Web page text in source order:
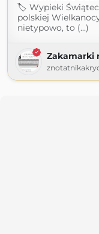
🏷 Wypieki
polskiej
nietypowo, to (...)
Zakamarki